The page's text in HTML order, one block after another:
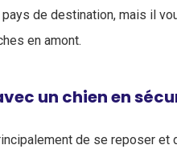
de destination, mais il
en amont.
un chien en
de se reposer